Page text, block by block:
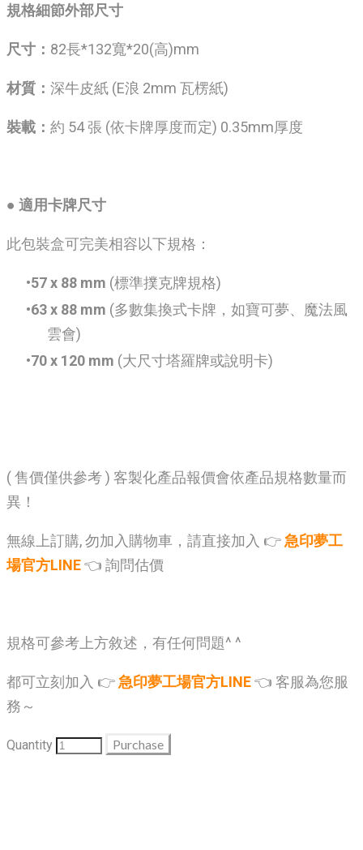
規格細節外部尺寸
尺寸： 82長*132寬*20(高)mm
材質： 深牛皮紙 (E浪 2mm 瓦楞紙)
裝載： 約 54 張 (依卡牌厚度而定) 0.35mm厚度
● 適用卡牌尺寸
此包裝盒可完美相容以下規格：
57 x 88 mm (標準撲克牌規格)
63 x 88 mm (多數集換式卡牌，如寶可夢、魔法風
雲會)
70 x 120 mm (大尺寸塔羅牌或說明卡)
( 售價僅供參考 ) 客製化產品報價會依產品規格數量而
異！
無線上訂購, 勿加入購物車，請直接加入 👉急印夢工
場官方LINE👈 詢問估價
規格可參考上方敘述，有任何問題^ ^
都可立刻加入 👉急印夢工場官方LINE👈 客服為您服
務～
Quantity Purchase